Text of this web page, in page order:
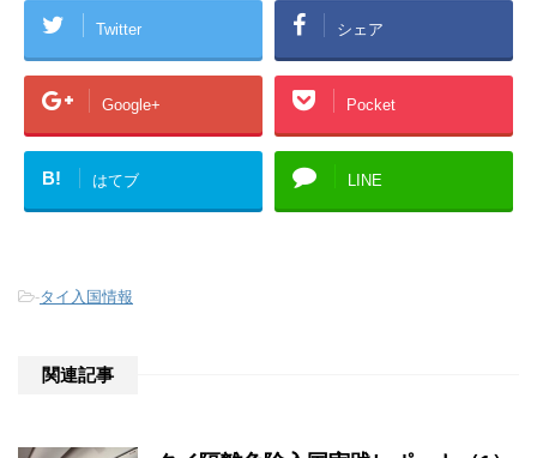
Twitter シェア
Google+ Pocket
B! はてブ LINE
-タイ入国情報
関連記事